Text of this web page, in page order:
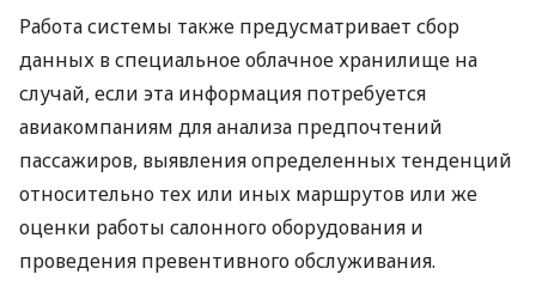
Работа системы также предусматривает сбор
данных в специальное облачное хранилище на
случай, если эта информация потребуется
авиакомпаниям для анализа предпочтений
пассажиров, выявления определенных тенденций
относительно тех или иных маршрутов или же
оценки работы салонного оборудования и
проведения превентивного обслуживания.